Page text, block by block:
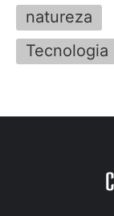
natureza
Tecnologia